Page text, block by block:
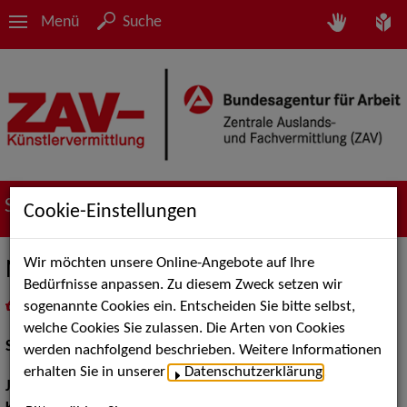
Menü Suche
Suche nach Künstler*innen
Natalie Forester
als PDF speichern
inMeine Merklistelegen
Schauspiel:Bühne, Film und TV
Jahrgang:
Cookie-Einstellungen
Wir möchten unsere Online-Angebote auf Ihre
Bedürfnisse anpassen. Zu diesem Zweck setzen wir
sogenannte Cookies ein. Entscheiden Sie bitte selbst,
welche Cookies Sie zulassen. Die Arten von Cookies
werden nachfolgend beschrieben. Weitere Informationen
erhalten Sie in unserer
Datenschutzerklärung